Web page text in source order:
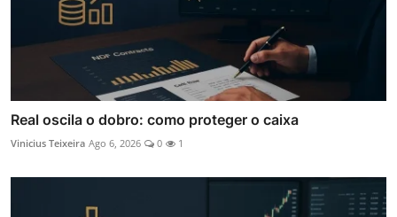
Real oscila o dobro: como proteger o caixa
Vinicius Teixeira Ago 6, 2026 0 1